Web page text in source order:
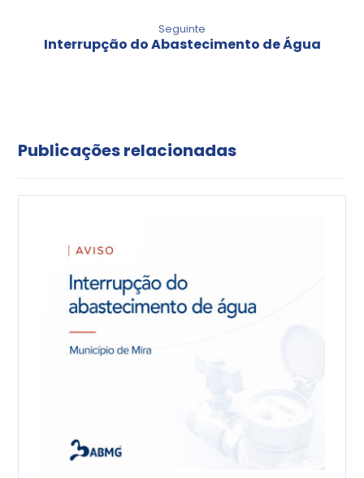
Seguinte
Interrupção do Abastecimento de Água
Publicações relacionadas